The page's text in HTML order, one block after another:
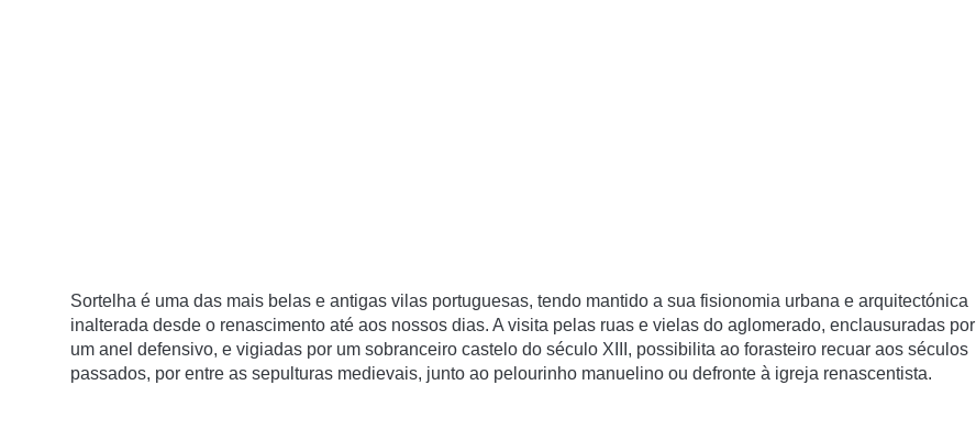
Sortelha é uma das mais belas e antigas vilas portuguesas, tendo mantido a sua fisionomia urbana e arquitectónica
inalterada desde o renascimento até aos nossos dias. A visita pelas ruas e vielas do aglomerado, enclausuradas por
um anel defensivo, e vigiadas por um sobranceiro castelo do século XIII, possibilita ao forasteiro recuar aos séculos
passados, por entre as sepulturas medievais, junto ao pelourinho manuelino ou defronte à igreja renascentista.